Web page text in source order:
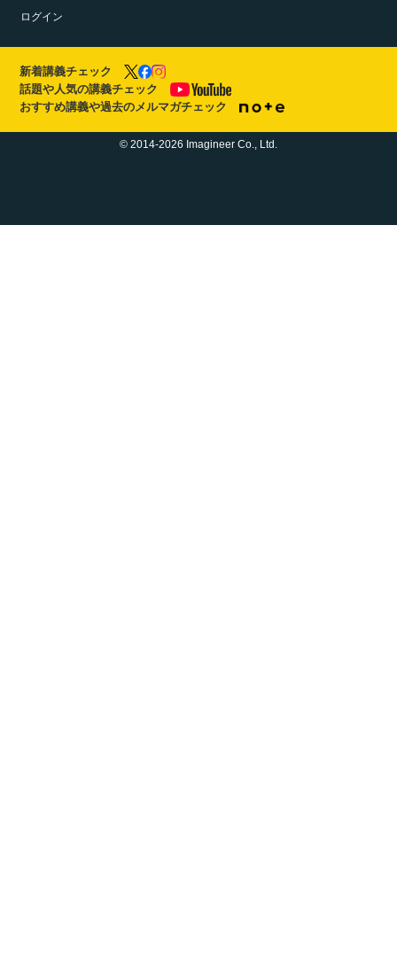
ログイン
新着講義チェック
話題や人気の講義チェック
おすすめ講義や過去のメルマガチェック
© 2014-2026 Imagineer Co., Ltd.